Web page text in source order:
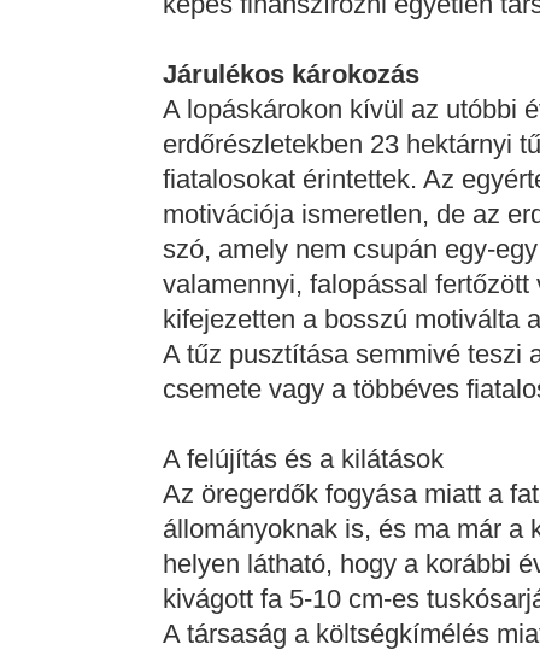
Járulékos károkozás
A lopáskárokon kívül az utóbbi
erdőrészletekben 23 hektárnyi
fiatalosokat érintettek. Az
motivációja ismeretlen, de az
szó, amely nem csupán egy-
valamennyi, falopással
kifejezetten a bosszú motiválta
A tűz pusztítása semmivé teszi
csemete vagy a többéves
A felújítás és a kilátások
Az öregerdők fogyása miatt a
állományoknak is, és ma már a
helyen látható, hogy a korábbi
kivágott fa 5-10 cm-es
A társaság a költségkímélés